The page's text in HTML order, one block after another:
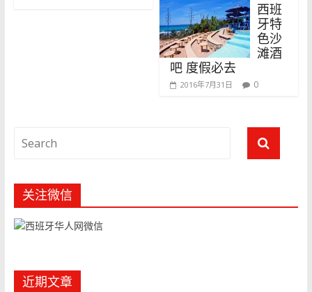
西班
牙特
色沙
滩酒
吧 度假必去
2016年7月31日 0
关注微信
近期文章